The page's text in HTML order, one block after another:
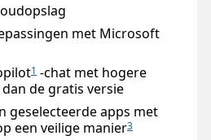
met Microsoft
1 -chat met hogere
de gratis versie
geselecteerde apps met
een veilige manier3